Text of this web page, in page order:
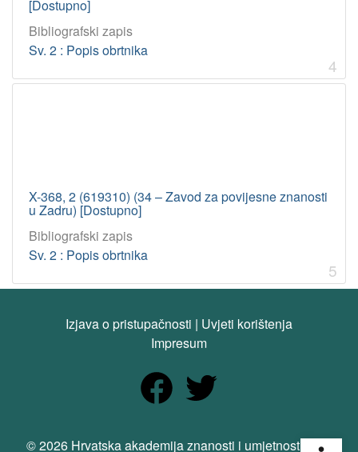
[Dostupno]
Bibliografski zapis
Sv. 2 : Popis obrtnika
4
X-368, 2 (619310) (34 – Zavod za povijesne znanosti
u Zadru) [Dostupno]
Bibliografski zapis
Sv. 2 : Popis obrtnika
5
Izjava o pristupačnosti | Uvjeti korištenja
Impresum
© 2026 Hrvatska akademija znanosti i umjetnosti. Sva